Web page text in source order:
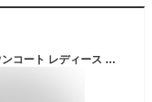
【訳あり処分 66%OFF 在庫限り】セール ダウンコート レディース ロング モッズダウン フード付き ゆったり 羽毛 ホワイトグース 100％ 洗える 黒 撥水 グラック ダウンジャケット カジュアル ダウン かわいい 大きいサイズ S M L 2L 3L 4L 5L 6L 軽量 冬 30代 40代